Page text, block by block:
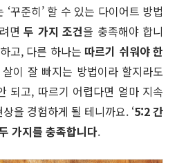
꾸준히’ 할 수 있는 다이어트 방법
면 두 가지 조건을 충족해야 합니
고, 다른 하나는 따르기 쉬워야 한
이 잘 빠지는 방법이라 할지라도
되고, 따르기 어렵다면 얼마 지속
을 경험하게 될 테니까요. ‘5:2 간
가지를 충족합니다.